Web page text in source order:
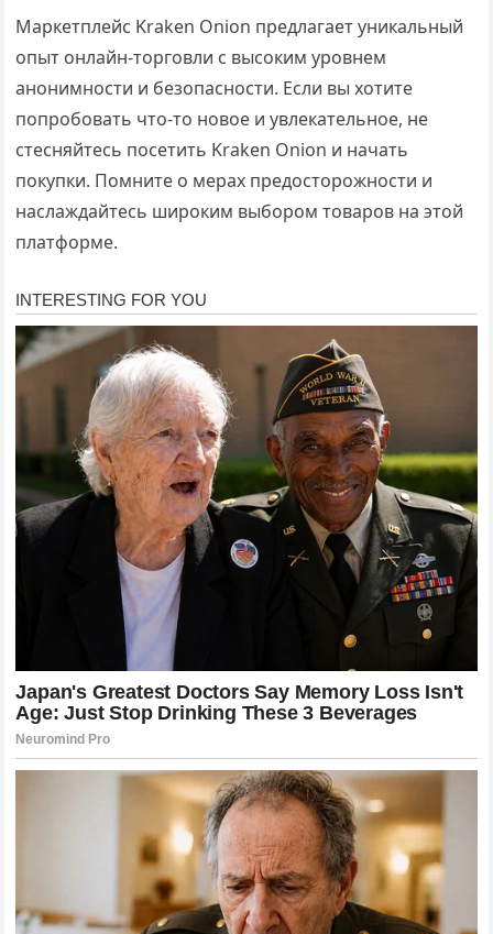
Маркетплейс Kraken Onion предлагает уникальный
опыт онлайн-торговли с высоким уровнем
анонимности и безопасности. Если вы хотите
попробовать что-то новое и увлекательное, не
стесняйтесь посетить Kraken Onion и начать
покупки. Помните о мерах предосторожности и
наслаждайтесь широким выбором товаров на этой
платформе.